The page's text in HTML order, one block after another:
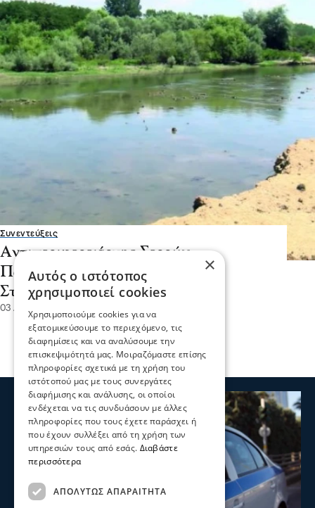
Συνεντεύξεις
Αντιπεριφερειάρχης Σερρών
Παναγιώτης Σπυρόπουλος: Ο
Στρυμόνας αλλάζει πρόσωπο
03 Αυγ 2026, 17:54
×
Αυτός ο ιστότοπος
χρησιμοποιεί cookies
Χρησιμοποιούμε cookies για να
εξατομικεύσουμε το περιεχόμενο, τις
διαφημίσεις και να αναλύσουμε την
επισκεψιμότητά μας. Μοιραζόμαστε επίσης
πληροφορίες σχετικά με τη χρήση του
ιστότοπού μας με τους συνεργάτες
διαφήμισης και ανάλυσης, οι οποίοι
ενδέχεται να τις συνδυάσουν με άλλες
πληροφορίες που τους έχετε παράσχει ή
που έχουν συλλέξει από τη χρήση των
υπηρεσιών τους από εσάς. Διαβάστε
περισσότερα
ΑΠΟΛΎΤΩΣ ΑΠΑΡΑΊΤΗΤΑ